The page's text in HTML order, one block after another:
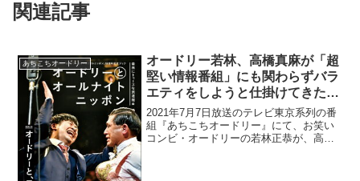
関連記事
あちこちオードリー
オードリー若林、高橋真麻が「超
堅い情報番組」にも関わらずバラ
エティをしようと仕掛けてきたと
明かす「アイコンタクトして、コ
ップをスーッと…」
2021年7月7日放送のテレビ東京系列の番
組『あちこちオードリー』にて、お笑い
コンビ・オードリーの若林正恭が、高橋